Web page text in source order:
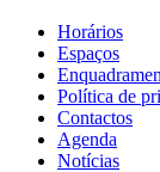
Horários
Espaços
Política de
Contactos
Agenda
Notícias